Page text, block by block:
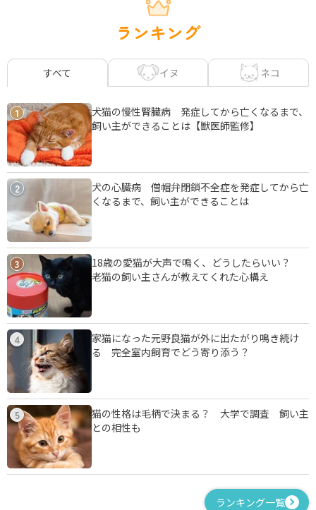
ランキング
すべて イヌ ネコ
1
犬猫の慢性腎臓病 発症してから亡くなるまで、
飼い主ができることは【獣医師監修】
2
犬の心臓病 僧帽弁閉鎖不全症を発症してから亡
くなるまで、飼い主ができることは
3
18歳の愛猫が大声で鳴く、どうしたらいい？
老猫の飼い主さんが教えてくれた心構え
4
家猫になった元野良猫が外に出たがり鳴き続け
る 完全室内飼育でどう寄り添う？
5
猫の性格は毛柄で決まる？ 大学で調査 飼い主
との相性も
ランキング一覧